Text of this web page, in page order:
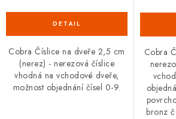
Cobra Číslice na dveře 2,5 cm
(nerez) - nerezová číslice
vhodná na vchodové dveře,
možnost objednání čísel 0-9.
Cobra
bronz